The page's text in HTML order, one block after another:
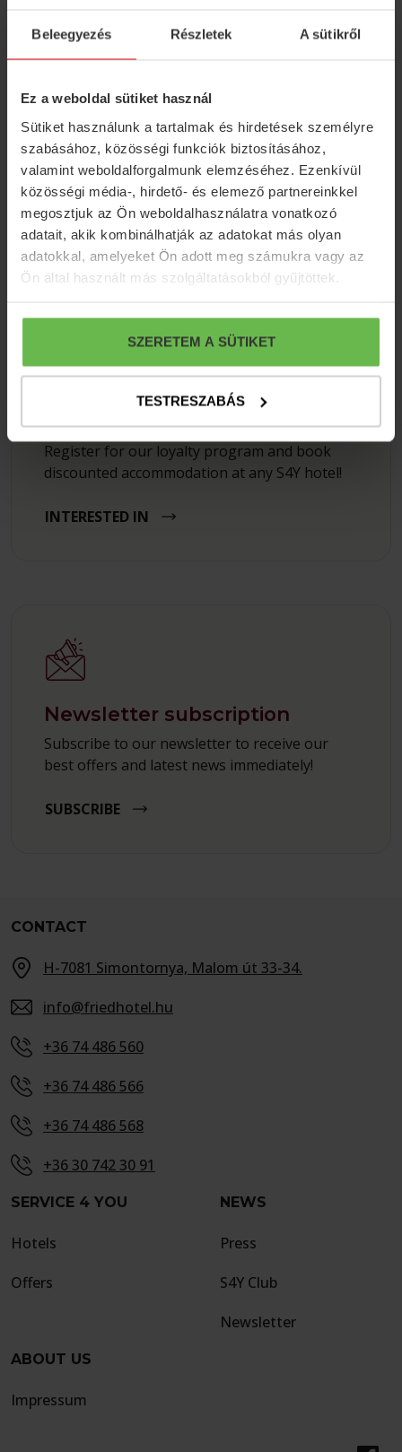
Beleegyezés Részletek A sütikről
Ez a weboldal sütiket használ
Sütiket használunk a tartalmak és hirdetések személyre
szabásához, közösségi funkciók biztosításához,
valamint weboldalforgalmunk elemzéséhez. Ezenkívül
közösségi média-, hirdető- és elemező partnereinkkel
megosztjuk az Ön weboldalhasználatra vonatkozó
adatait, akik kombinálhatják az adatokat más olyan
adatokkal, amelyeket Ön adott meg számukra vagy az
Ön által használt más szolgáltatásokból gyűjtöttek.
SZERETEM A SÜTIKET
TESTRESZABÁS
S4Y Club
Register for our loyalty program and book
discounted accommodation at any S4Y hotel!
INTERESTED IN
Newsletter subscription
Subscribe to our newsletter to receive our
best offers and latest news immediately!
SUBSCRIBE
CONTACT
H-7081 Simontornya, Malom út 33-34.
info@friedhotel.hu
+36 74 486 560
+36 74 486 566
+36 74 486 568
+36 30 742 30 91
SERVICE 4 YOU
Hotels
Offers
NEWS
Press
S4Y Club
Newsletter
ABOUT US
Impressum